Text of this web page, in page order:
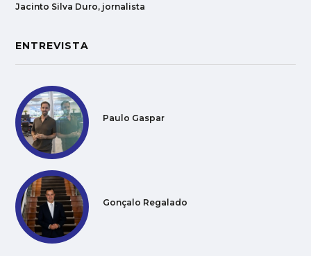
Jacinto Silva Duro, jornalista
ENTREVISTA
Paulo Gaspar
Gonçalo Regalado